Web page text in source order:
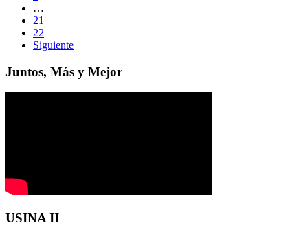
…
21
22
Siguiente
Juntos, Más y Mejor
USINA II